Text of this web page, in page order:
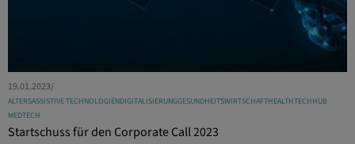
19.01.2023/
ALTERSASSISTIVE TECHNOLOGIENDIGITALISIERUNGGESUNDHEITSWIRTSCHAFTHEALTHTECHHUB
MEDTECH
Startschuss für den Corporate Call 2023